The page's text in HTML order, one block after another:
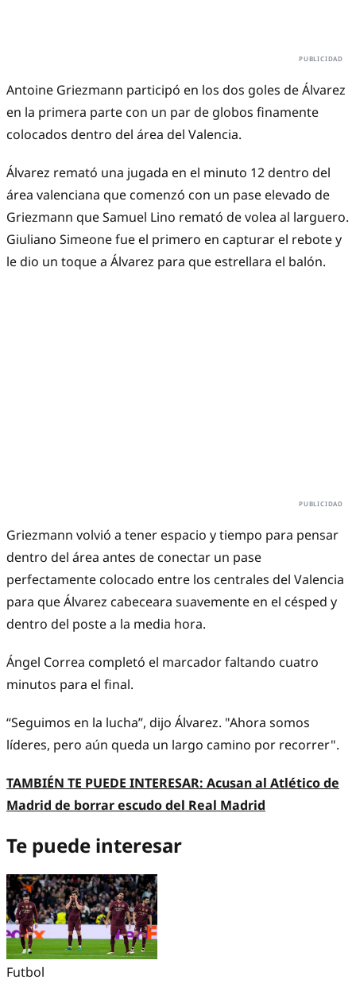
Antoine Griezmann participó en los dos goles de Álvarez
en la primera parte con un par de globos finamente
colocados dentro del área del Valencia.
Álvarez remató una jugada en el minuto 12 dentro del
área valenciana que comenzó con un pase elevado de
Griezmann que Samuel Lino remató de volea al larguero.
Giuliano Simeone fue el primero en capturar el rebote y
le dio un toque a Álvarez para que estrellara el balón.
Griezmann volvió a tener espacio y tiempo para pensar
dentro del área antes de conectar un pase
perfectamente colocado entre los centrales del Valencia
para que Álvarez cabeceara suavemente en el césped y
dentro del poste a la media hora.
Ángel Correa completó el marcador faltando cuatro
minutos para el final.
“Seguimos en la lucha”, dijo Álvarez. "Ahora somos
líderes, pero aún queda un largo camino por recorrer".
TAMBIÉN TE PUEDE INTERESAR: Acusan al Atlético de
Madrid de borrar escudo del Real Madrid
Te puede interesar
Futbol